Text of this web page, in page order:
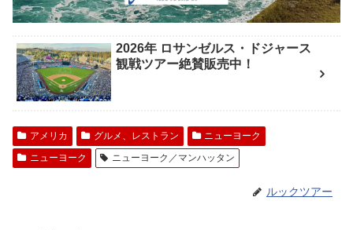
2026年 ロサンゼルス・ドジャース
観戦ツアー絶賛販売中！
アメリカ グルメ、レストラン
ニューヨーク
ニューヨーク
ニューヨーク／マンハッタン
ルックツアー